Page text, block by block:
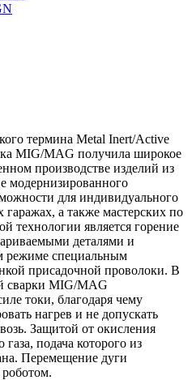
термина Metal Inert/Active
MIG/MAG получила широкое
производстве изделий из
модернизированного
для индивидуального
а также мастерских по
технологии является горение
деталями и
режиме специальным
присадочной проволоки. В
сварки MIG/MAG
токи, благодаря чему
нагрев и не допускать
Защитой от окисления
подача которого из
Перемещение дуги